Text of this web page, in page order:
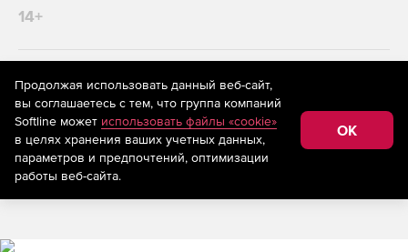
14+
На информационном ресурсе store.softline.ru применяются
рекомендательные технологии
(информационные технологии
предоставления информации на основе сбора,
систематизации и анализа сведений, относящихся к
предпочтениям пользователей сети «Интернет»,
находящихся на территории Российской Федерации)
Продолжая использовать данный веб-сайт,
вы соглашаетесь с тем, что группа компаний
Softline может использовать файлы «cookie»
в целях хранения ваших учетных данных,
параметров и предпочтений, оптимизации
работы веб-сайта.
OK